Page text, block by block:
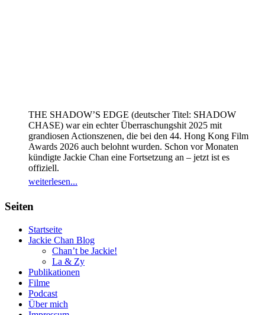
THE SHADOW’S EDGE (deutscher Titel: SHADOW
CHASE) war ein echter Überraschungshit 2025 mit
grandiosen Actionszenen, die bei den 44. Hong Kong Film
Awards 2026 auch belohnt wurden. Schon vor Monaten
kündigte Jackie Chan eine Fortsetzung an – jetzt ist es
offiziell.
weiterlesen...
Seiten
Startseite
Jackie Chan Blog
Chan’t be Jackie!
La & Zy
Publikationen
Filme
Podcast
Über mich